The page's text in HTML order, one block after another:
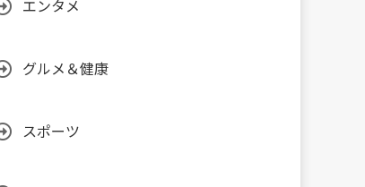
エンタメ
グルメ＆健康
スポーツ